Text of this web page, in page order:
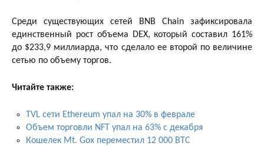
Среди существующих сетей BNB Chain зафиксировала
единственный рост объема DEX, который составил 161%
до $233,9 миллиарда, что сделало ее второй по величине
сетью по объему торгов.
Читайте также:
TVL сети Ethereum упал на 30% в феврале
Объем торговли NFT упал на 63% с декабря
Кошелек Mt. Gox переместил 12 000 BTC